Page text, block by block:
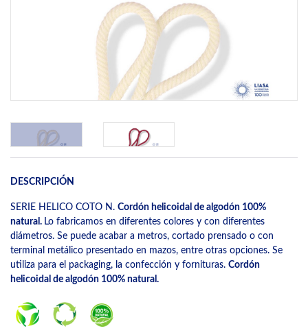
DESCRIPCIÓN
SERIE HELICO COTO N. Cordón helicoidal de algodón 100%
natural. Lo fabricamos en diferentes colores y con diferentes
diámetros. Se puede acabar a metros, cortado prensado o con
terminal metálico presentado en mazos, entre otras opciones. Se
utiliza para el packaging, la confección y fornituras. Cordón
helicoidal de algodón 100% natural.